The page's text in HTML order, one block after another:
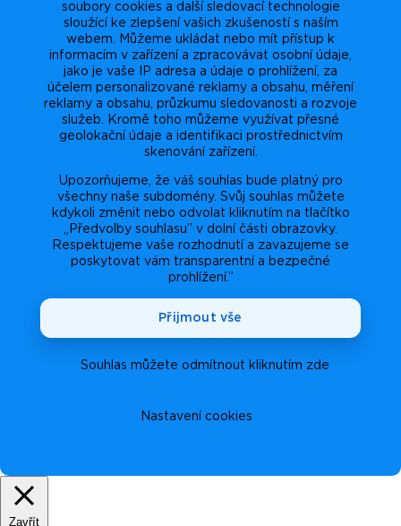
soubory cookies a další sledovací technologie
sloužící ke zlepšení vašich zkušeností s naším
webem. Můžeme ukládat nebo mít přístup k
informacím v zařízení a zpracovávat osobní údaje,
jako je vaše IP adresa a údaje o prohlížení, za
účelem personalizované reklamy a obsahu, měření
reklamy a obsahu, průzkumu sledovanosti a rozvoje
služeb. Kromě toho můžeme využívat přesné
geolokační údaje a identifikaci prostřednictvím
skenování zařízení.
Upozorňujeme, že váš souhlas bude platný pro
všechny naše subdomény. Svůj souhlas můžete
kdykoli změnit nebo odvolat kliknutím na tlačítko
„Předvolby souhlasu” v dolní části obrazovky.
Respektujeme vaše rozhodnutí a zavazujeme se
poskytovat vám transparentní a bezpečné
prohlížení.”
Nastavení cookies
Souhlas můžete odmítnout kliknutím zde
Přijmout vše
Zavřít